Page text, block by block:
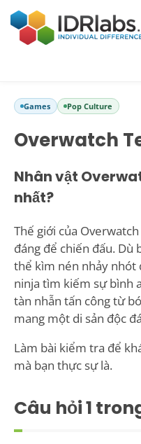
Games Pop Culture
Overwatch
Nhân vật
nhất?
Thế giới của
đáng để chiến đấu. Dù
thể kìm nén nhảy nhót
ninja tìm kiếm sự bình
tàn nhẫn tấn công từ
mang một di sản độc
Làm bài kiểm tra để
mà bạn thực sự là.
Câu hỏi1